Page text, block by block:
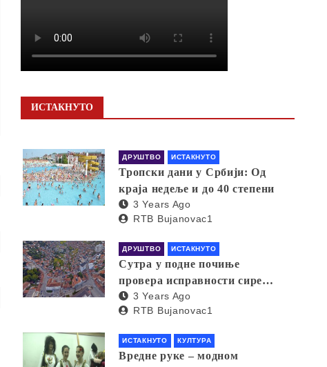
ИСТАКНУТО
ДРУШТВО ИСТАКНУТО
Тропски дани у Србији: Од
краја недеље и до 40 степени
3 Years Ago
RTB Bujanovac1
ДРУШТВО ИСТАКНУТО
Сутра у подне почиње
провера исправности сирена
за узбуњивање
3 Years Ago
RTB Bujanovac1
ИСТАКНУТО КУЛТУРА
Вредне руке – модном